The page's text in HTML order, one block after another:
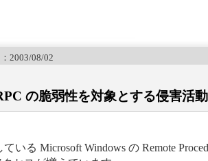
2003/08/02
の脆弱性を対象とする侵害活動
いる Microsoft Windows の Remote